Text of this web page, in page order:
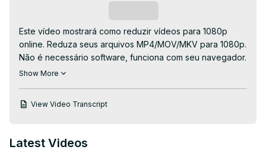
Este vídeo mostrará como reduzir vídeos para 1080p
online. Reduza seus arquivos MP4/MOV/MKV para 1080p.
Não é necessário software, funciona com seu navegador.
Livre!
Para outros tamanhos, acesse:
opções:
Show More
View Video Transcript
Latest Videos